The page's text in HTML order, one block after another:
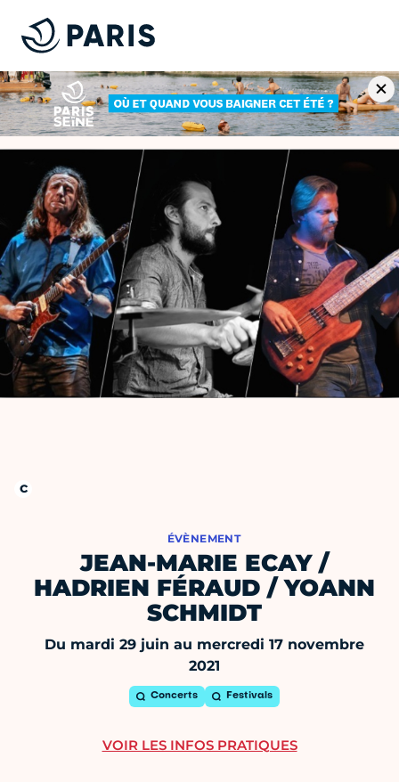
ÉVÈNEMENT
JEAN-MARIE ECAY /
HADRIEN FÉRAUD / YOANN
SCHMIDT
Du mardi 29 juin au mercredi 17 novembre
2021
Concerts Festivals
VOIR LES INFOS PRATIQUES